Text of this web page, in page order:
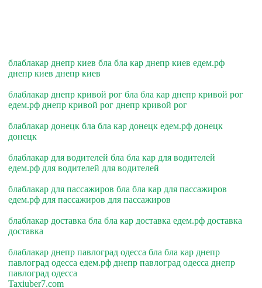
блаблакар днепр киев бла бла кар днепр киев едем.рф
днепр киев днепр киев
блаблакар днепр кривой рог бла бла кар днепр кривой рог
едем.рф днепр кривой рог днепр кривой рог
блаблакар донецк бла бла кар донецк едем.рф донецк
донецк
блаблакар для водителей бла бла кар для водителей
едем.рф для водителей для водителей
блаблакар для пассажиров бла бла кар для пассажиров
едем.рф для пассажиров для пассажиров
блаблакар доставка бла бла кар доставка едем.рф доставка
доставка
блаблакар днепр павлоград одесса бла бла кар днепр
павлоград одесса едем.рф днепр павлоград одесса днепр
павлоград одесса
Taxiuber7.com